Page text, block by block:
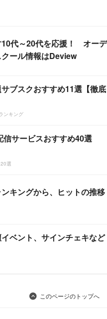
10代～20代を応援！ オーデ
ール情報はDeview
ブスクおすすめ11選【徹底
ンキング
信サービスおすすめ40選
選
キングから、ヒットの推移
ベント、サインチェキなど
このページのトップへ